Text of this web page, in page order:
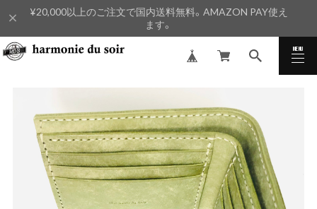
¥20,000以上のご注文で国内送料無料。AMAZON PAY使え
ます。
MENU
CLOSE